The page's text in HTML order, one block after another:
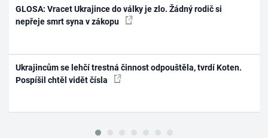
GLOSA: Vracet Ukrajince do války je zlo. Žádný rodič si
nepřeje smrt syna v zákopu
Ukrajincům se lehčí trestná činnost odpouštěla, tvrdí Koten.
Pospíšil chtěl vidět čísla